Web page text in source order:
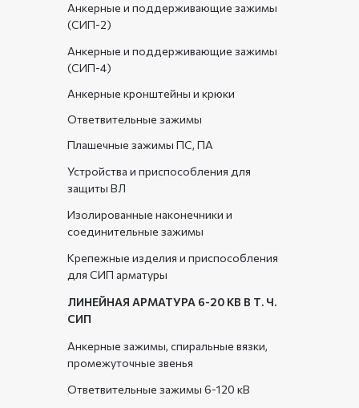
ЛИНЕЙНАЯ АРМАТУРА 6-20 КВ В Т. Ч.
СИП
Ответвительные зажимы 6-120 кВ
Анкерные зажимы, спиральные вязки,
промежуточные звенья
Крепежные изделия и приспособления
для СИП арматуры
Изолированные наконечники и
соединительные зажимы
Устройства и приспособления для
защиты ВЛ
Плашечные зажимы ПС, ПА
Ответвительные зажимы
Анкерные кронштейны и крюки
Анкерные и поддерживающие зажимы
(СИП-4)
Анкерные и поддерживающие зажимы
(СИП-2)